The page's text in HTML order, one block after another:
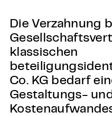
Die Verzahnung
klassischen
Co. KG bedarf
Gestaltungs-